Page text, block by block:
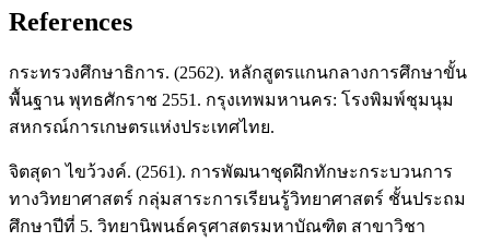
References
กระทรวงศึกษาธิการ. (2562). หลักสูตรแกนกลางการศึกษาขั้น
พื้นฐาน พุทธศักราช 2551. กรุงเทพมหานคร: โรงพิมพ์ชุมนุม
สหกรณ์การเกษตรแห่งประเทศไทย.
จิตสุดา ไขว้วงค์. (2561). การพัฒนาชุดฝึกทักษะกระบวนการ
ทางวิทยาศาสตร์ กลุ่มสาระการเรียนรู้วิทยาศาสตร์ ชั้นประถม
ศึกษาปีที่ 5. วิทยานิพนธ์ครุศาสตรมหาบัณฑิต สาขาวิชา